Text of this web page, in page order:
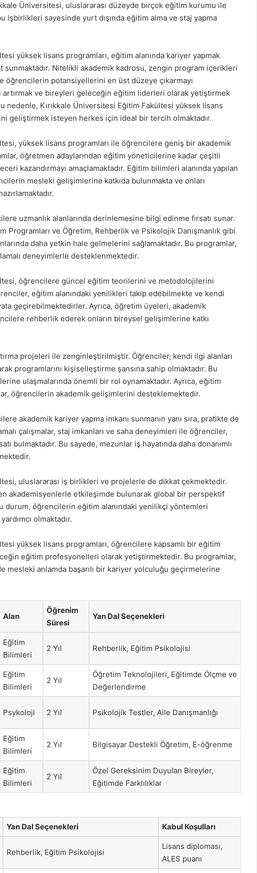
Üniversitesi, uluslararası düzeyde birçok eğitim kurumu ile
işbirlikleri sayesinde yurt dışında eğitim alma ve staj yapma
yüksek lisans programları, eğitim alanında kariyer yapmak
Nitelikli akademik kadrosu, zengin program içerikleri
öğrencilerin potansiyellerini en üst düzeye çıkarmayı
ve bireyleri geleceğin eğitim liderleri olarak yetiştirmek
nedenle, Kırıkkale Üniversitesi Eğitim Fakültesi yüksek lisans
geliştirmek isteyen herkes için ideal bir tercih olmaktadır.
yüksek lisans programları ile öğrencilere geniş bir akademik
öğretmen adaylarından eğitim yöneticilerine kadar çeşitli
kazandırmayı amaçlamaktadır. Eğitim bilimleri alanında yapılan
mesleki gelişimlerine katkıda bulunmakta ve onları
uzmanlık alanlarında derinlemesine bilgi edinme fırsatı sunar.
Programları ve Öğretim, Rehberlik ve Psikolojik Danışmanlık gibi
daha yetkin hale gelmelerini sağlamaktadır. Bu programlar,
deneyimlerle desteklenmektedir.
öğrencilere güncel eğitim teorilerini ve metodolojilerini
eğitim alanındaki yenilikleri takip edebilmekte ve kendi
geçirebilmektedirler. Ayrıca, öğretim üyeleri, akademik
rehberlik ederek onların bireysel gelişimlerine katkı
projeleri ile zenginleştirilmiştir. Öğrenciler, kendi ilgi alanları
programlarını kişiselleştirme şansına sahip olmaktadır. Bu
ulaşmalarında önemli bir rol oynamaktadır. Ayrıca, eğitim
öğrencilerin akademik gelişimlerini desteklemektedir.
akademik kariyer yapma imkanı sunmanın yanı sıra, pratikte de
çalışmalar, staj imkanları ve saha deneyimleri ile öğrenciler,
bulmaktadır. Bu sayede, mezunlar iş hayatında daha donanımlı
uluslararası iş birlikleri ve projelerle de dikkat çekmektedir.
akademisyenlerle etkileşimde bulunarak global bir perspektif
durum, öğrencilerin eğitim alanındaki yenilikçi yöntemleri
olmaktadır.
yüksek lisans programları, öğrencilere kapsamlı bir eğitim
eğitim profesyonelleri olarak yetiştirmektedir. Bu programlar,
mesleki anlamda başarılı bir kariyer yolculuğu geçirmelerine
Alan
Öğrenim
Süresi
Yan Dal Seçenekleri
Eğitim
Bilimleri
2 Yıl Rehberlik, Eğitim Psikolojisi
Eğitim
Bilimleri
2 Yıl
Öğretim Teknolojileri, Eğitimde Ölçme ve
Değerlendirme
Psykoloji 2 Yıl Psikolojik Testler, Aile Danışmanlığı
Eğitim
Bilimleri
2 Yıl Bilgisayar Destekli Öğretim, E-öğrenme
Eğitim
Bilimleri
2 Yıl
Özel Gereksinim Duyulan Bireyler,
Eğitimde Farklılıklar
Yan Dal Seçenekleri Kabul Koşulları
Rehberlik, Eğitim Psikolojisi
Lisans diploması,
ALES puanı